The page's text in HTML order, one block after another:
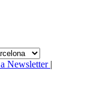
|